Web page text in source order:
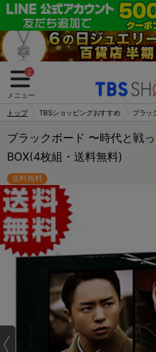
2
メニュー
トップ TBSショッピングおすすめ ブラッ
ブラックボード 〜時代と戦
BOX(4枚組・送料無料)
送料無料